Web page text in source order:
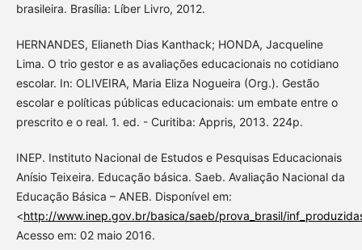
brasileira. Brasília: Líber Livro, 2012.
HERNANDES, Elianeth Dias Kanthack; HONDA, Jacqueline
Lima. O trio gestor e as avaliações educacionais no cotidiano
escolar. In: OLIVEIRA, Maria Eliza Nogueira (Org.). Gestão
escolar e políticas públicas educacionais: um embate entre o
prescrito e o real. 1. ed. - Curitiba: Appris, 2013. 224p.
INEP. Instituto Nacional de Estudos e Pesquisas Educacionais
Anísio Teixeira. Educação básica. Saeb. Avaliação Nacional da
Educação Básica – ANEB. Disponível em:
<http://www.inep.gov.br/basica/saeb/prova_brasil/
Acesso em: 02 maio 2016.